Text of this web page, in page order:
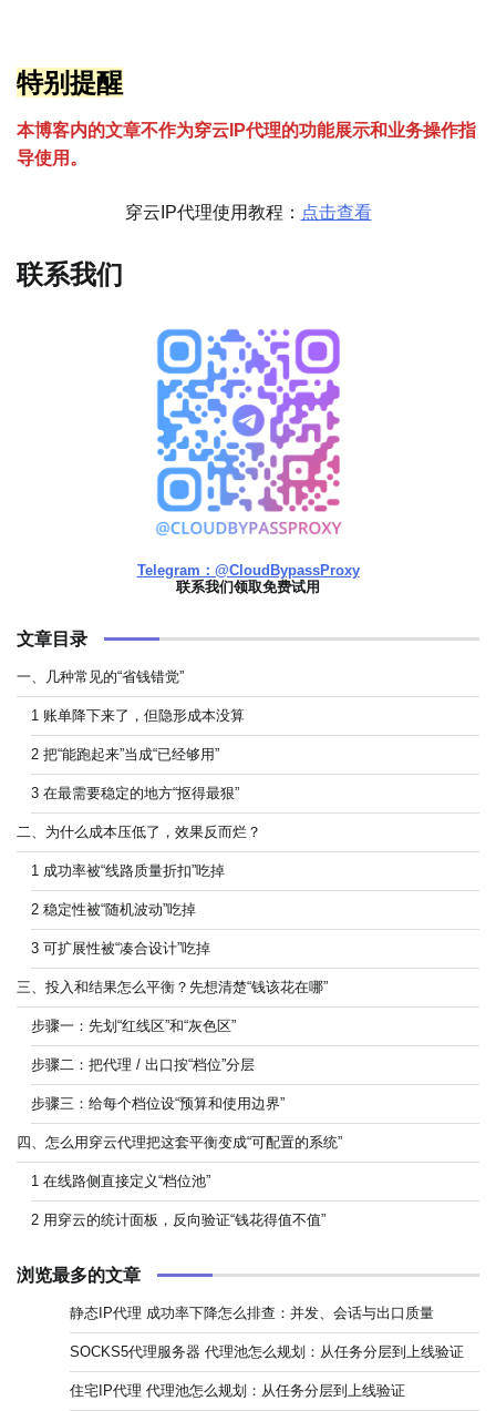
特别提醒
本博客内的文章不作为穿云 P代理的功能展示和业务操作指
导使用。
穿云IP代理使用教程： 点击查看
联系我们
Telegram：@CloudBypassProxy
联系我们领取免费试用
文章目录
一、几种常见的“省钱错觉”
1 账单降下来了，但隐形成本没算
2 把“能跑起来”当成“已经够用”
3 在最需要稳定的地方“抠得最狠”
二、为什么成本压低了，效果反而烂？
1 成功率被“线路质量折扣”吃掉
2 稳定性被“随机波动”吃掉
3 可扩展性被“凑合设计”吃掉
三、投入和结果怎么平衡？先想清楚“钱该花在哪”
步骤一：先划“红线区”和“灰色区”
步骤二：把代理 / 出口按“档位”分层
步骤三：给每个档位设“预算和使用边界”
四、怎么用穿云代理把这套平衡变成“可配置的系统”
1 在线路侧直接定义“档位池”
2 用穿云的统计面板，反向验证“钱花得值不值”
浏览最多的文章
静态IP代理 成功率下降怎么排查：并发、会话与出口质量
SOCKS5代理服务器 代理池怎么规划：从任务分层到上线验证
住宅IP代理 代理池怎么规划：从任务分层到上线验证